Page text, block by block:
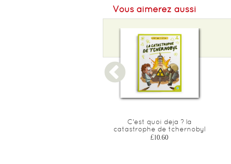
Format L :50
Poids :130 g
Epaisseur :50
Vous aimerez aussi
C'est quoi deja ? la
catastrophe de tchernobyl
£10.60